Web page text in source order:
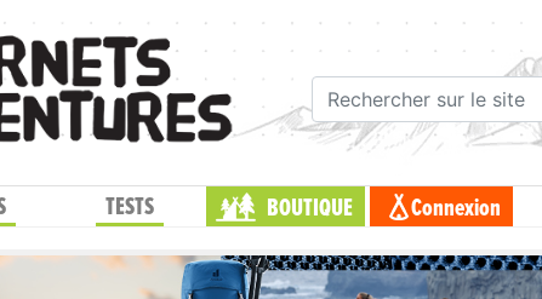
TESTS BOUTIQUE Connexion